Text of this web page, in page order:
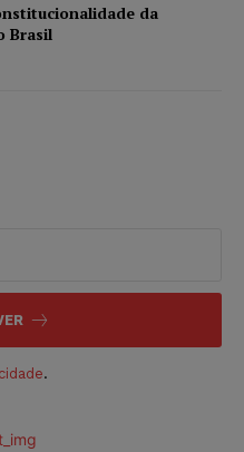
da
Brasil
.